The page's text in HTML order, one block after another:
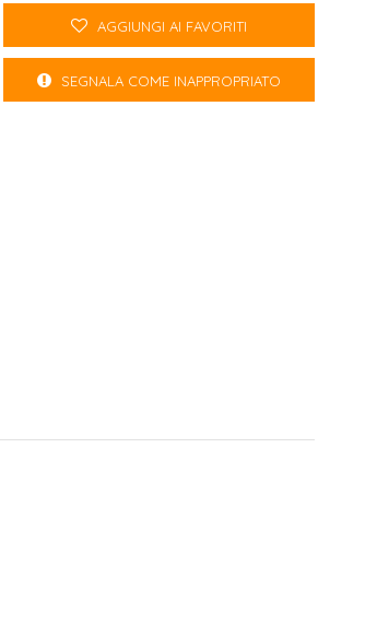
AGGIUNGI AI FAVORITI
SEGNALA COME INAPPROPRIATO